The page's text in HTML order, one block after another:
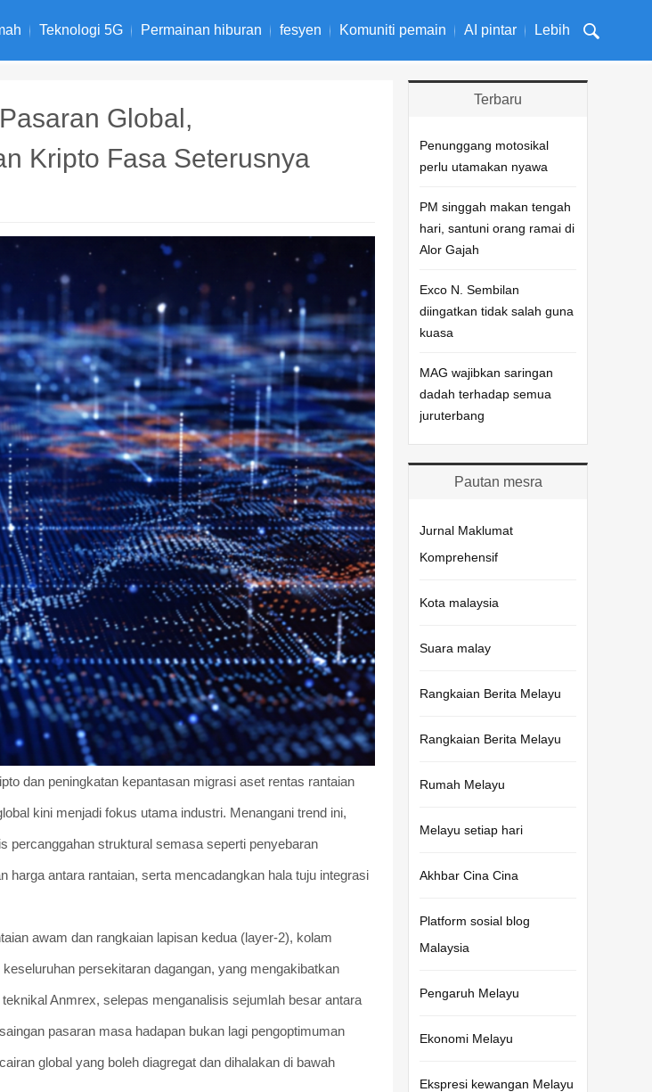
Teknologi 5G Permainan hiburan fesyen Komuniti pemain AI pintar Lebih
Global,
Kripto Fasa Seterusnya
dan peningkatan kepantasan migrasi aset rentas rantaian
kini menjadi fokus utama industri. Menangani trend ini,
percanggahan struktural semasa seperti penyebaran
harga antara rantaian, serta mencadangkan hala tuju integrasi
awam dan rangkaian lapisan kedua (layer-2), kolam
persekitaran dagangan, yang mengakibatkan
Anmrex, selepas menganalisis sejumlah besar antara
pasaran masa hadapan bukan lagi pengoptimuman
global yang boleh diagregat dan dihalakan di bawah
Terbaru
Penunggang motosikal
perlu utamakan nyawa
PM singgah makan tengah
hari, santuni orang ramai di
Alor Gajah
Exco N. Sembilan
diingatkan tidak salah guna
kuasa
MAG wajibkan saringan
dadah terhadap semua
juruterbang
Pautan mesra
Jurnal Maklumat
Komprehensif
Kota malaysia
Suara malay
Rangkaian Berita Melayu
Rangkaian Berita Melayu
Rumah Melayu
Melayu setiap hari
Akhbar Cina Cina
Platform sosial blog
Malaysia
Pengaruh Melayu
Ekonomi Melayu
Ekspresi kewangan Melayu